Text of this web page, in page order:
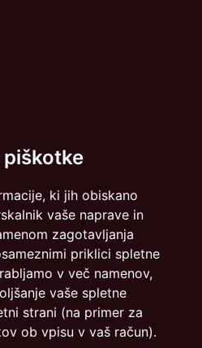
ki jih obiskano
vaše naprave in
zagotavljanja
priklici spletne
v več namenov,
vaše spletne
strani (na primer za
ob vpisu v vaš račun).
- DMS | Dimičeva ulica 13 |